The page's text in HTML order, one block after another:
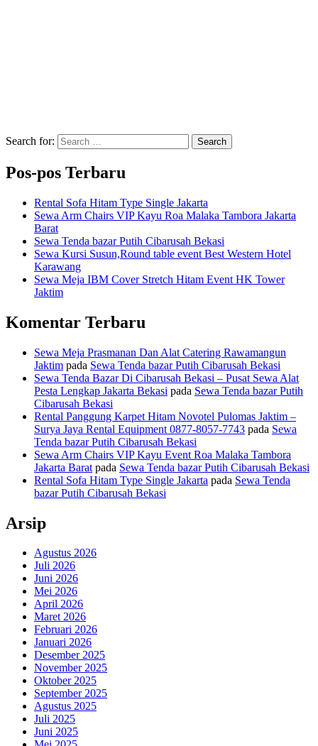
Search for: Search
Pos-pos Terbaru
Rental Sofa Hitam Type Single Jakarta
Sewa Arm Chairs VIP Kayu Roa Malaka Tambora Jakarta
Barat
Sewa Tenda bazar Putih Cibarusah Bekasi
Sewa Kursi Susun,Round table event Best Western Hotel
Karawang
Sewa Meja IBM Cover Stretch Hitam Event HK Tower
Jaktim
Komentar Terbaru
Sewa Meja Prasmanan Dan Alat Catering Rawamangun
Jaktim pada Sewa Tenda bazar Putih Cibarusah Bekasi
Sewa Tenda Bazar Di Cibarusah Bekasi – Pusat Sewa Alat
Pesta Lengkap Jakarta Bekasi pada Sewa Tenda bazar Putih
Cibarusah Bekasi
Rental Panggung Karpet Hitam Novotel Pulomas Jaktim –
Surya Jaya Rental Equipment 0877-8057-7743 pada Sewa
Tenda bazar Putih Cibarusah Bekasi
Sewa Arm Chairs VIP Kayu Event Roa Malaka Tambora
Jakarta Barat pada Sewa Tenda bazar Putih Cibarusah Bekasi
Rental Sofa Hitam Type Single Jakarta pada Sewa Tenda
bazar Putih Cibarusah Bekasi
Arsip
Agustus 2026
Juli 2026
Juni 2026
Mei 2026
April 2026
Maret 2026
Februari 2026
Januari 2026
Desember 2025
November 2025
Oktober 2025
September 2025
Agustus 2025
Juli 2025
Juni 2025